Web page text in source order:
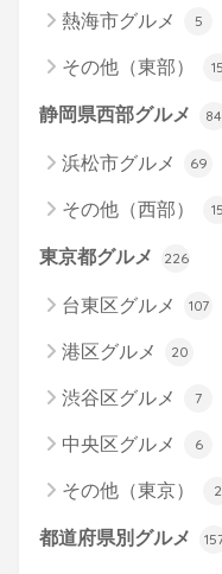
熱海市グルメ 5
その他（東部） 15
静岡県西部グルメ 84
浜松市グルメ 69
その他（西部） 15
東京都グルメ 226
台東区グルメ 107
港区グルメ 20
渋谷区グルメ 7
中央区グルメ 6
その他（東京） 2
都道府県別グルメ